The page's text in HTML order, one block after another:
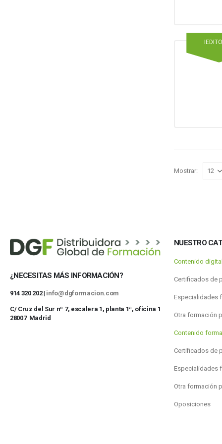
Mostrar:
¿NECESITAS MÁS INFORMACIÓN?
914 320 202 | info@dgformacion.com
C/ Cruz del Sur nº 7, escalera 1, planta 1ª, oficina 1
28007 Madrid
NUESTRO
Contenido
Certificados de
Especialidades
Otra formación
Contenido
Certificados de
Especialidades
Otra formación
Oposiciones